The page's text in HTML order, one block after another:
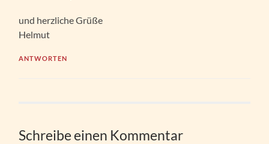
und herzliche Grüße
Helmut
ANTWORTEN
Schreibe einen Kommentar